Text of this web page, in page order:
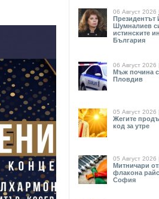
06 Август 2026
Шумналиев
истинските
България
06 Август 2026
Мъж почина
Пловдив
05 Август 2026
Жегите
код за утре
05 Август 2026
Митничари
флакона
София